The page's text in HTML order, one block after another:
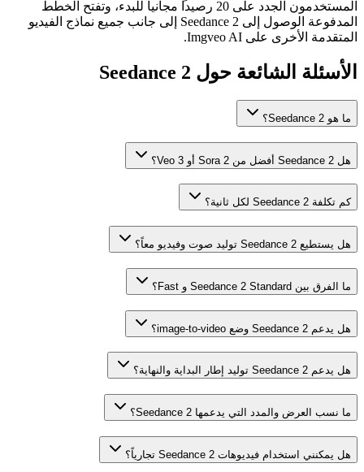
المستخدمون الجدد على 20 رصيداً مجانياً للبدء، وتفتح الخطط
المدفوعة الوصول إلى Seedance 2 إلى جانب جميع نماذج الفيديو
المتقدمة الأخرى على Imgveo AI.
الأسئلة الشائعة حول Seedance 2
ما هو Seedance 2؟
هل Seedance 2 أفضل من Sora 2 أو Veo 3؟
كم تكلفة Seedance 2 لكل ثانية؟
هل يستطيع Seedance 2 توليد صوت وفيديو معاً؟
ما الفرق بين Seedance 2 Standard و Fast؟
هل يدعم Seedance 2 وضع image-to-video؟
هل يدعم Seedance 2 توليد إطار البداية والنهاية؟
ما نسب العرض والمدد التي يدعمها Seedance 2؟
هل يمكنني استخدام فيديوهات Seedance 2 تجارياً؟